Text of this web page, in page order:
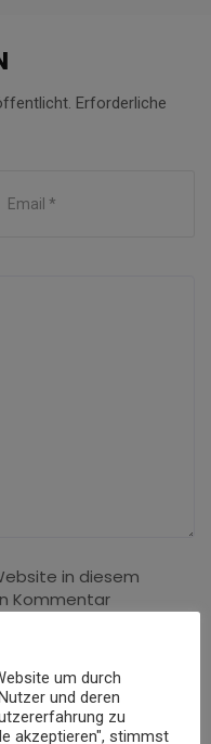
Erforderliche
in diesem
Kommentar
um durch
und deren
zu
akzeptieren", stimmst